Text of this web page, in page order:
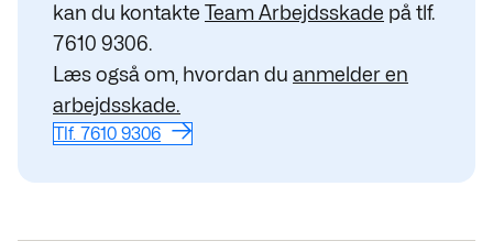
kan du kontakte Team Arbejdsskade på tlf.
7610 9306.
Læs også om, hvordan du anmelder en
arbejdsskade.
Tlf. 7610 9306